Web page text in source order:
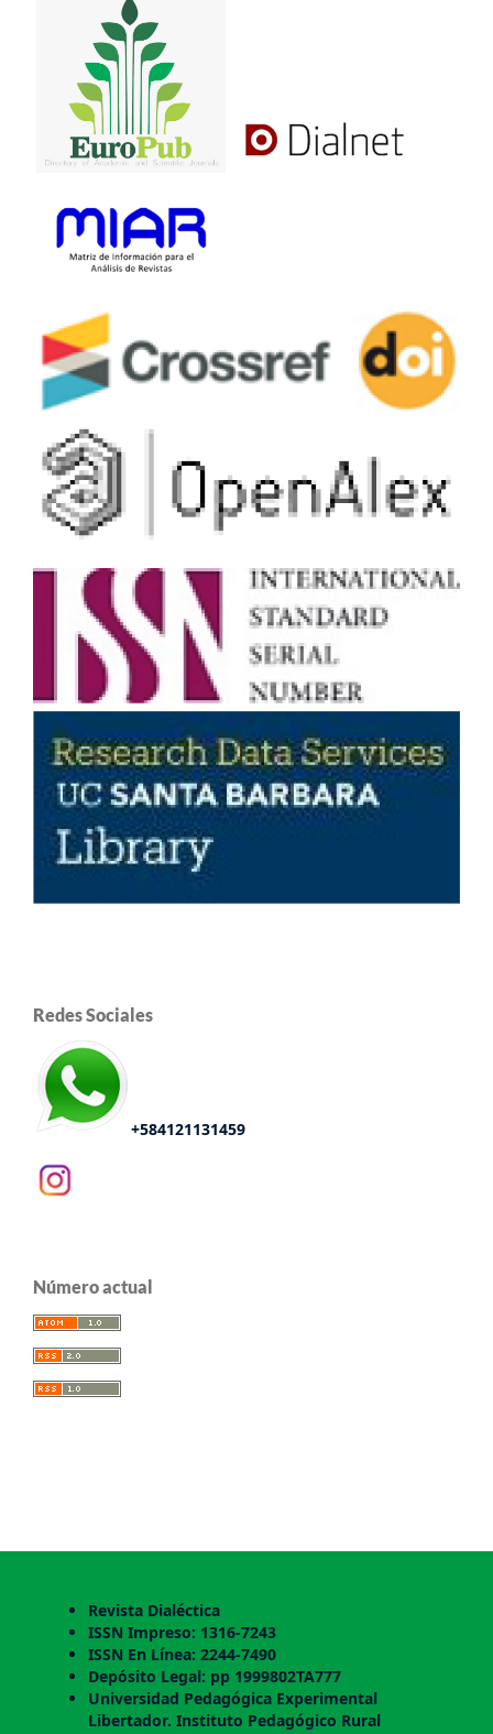
Redes Sociales
+584121131459
Número actual
Revista Dialéctica
ISSN Impreso: 1316-7243
ISSN En Línea: 2244-7490
Depósito Legal: pp 1999802TA777
Universidad Pedagógica Experimental
Libertador. Instituto Pedagógico Rural